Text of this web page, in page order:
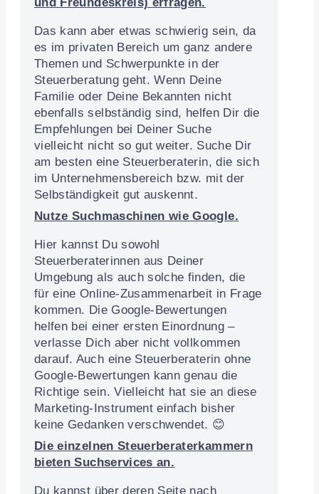
und Freundeskreis) erfragen.
Das kann aber etwas schwierig sein, da
es im privaten Bereich um ganz andere
Themen und Schwerpunkte in der
Steuerberatung geht. Wenn Deine
Familie oder Deine Bekannten nicht
ebenfalls selbständig sind, helfen Dir die
Empfehlungen bei Deiner Suche
vielleicht nicht so gut weiter. Suche Dir
am besten eine Steuerberaterin, die sich
im Unternehmensbereich bzw. mit der
Selbständigkeit gut auskennt.
NutzeSuchmaschinen wie Google.
Hier kannst Du sowohl
Steuerberaterinnen aus Deiner
Umgebung als auch solche finden, die
für eine Online-Zusammenarbeit in Frage
kommen. Die Google-Bewertungen
helfen bei einer ersten Einordnung –
verlasse Dich aber nicht vollkommen
darauf. Auch eine Steuerberaterin ohne
Google-Bewertungen kann genau die
Richtige sein. Vielleicht hat sie an diese
Marketing-Instrument einfach bisher
keine Gedanken verschwendet. 😊
Die einzelnen Steuerberaterkammern
bieten Suchservices an.
Du kannst über deren Seite nach